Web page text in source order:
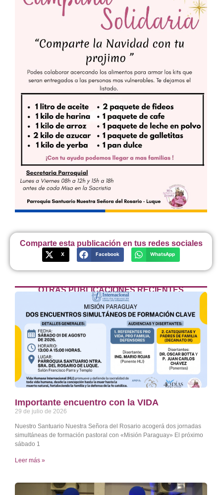
OTRAS PUBLICACIONES RECIENTES
Importante encuentro con la VIDA
29 de julio de 2026
Nuestro Santuario Nuestra Señora del Rosario acogerá dos jornadas
simultáneas de formación pastoral con «Misión Paraguay» El próximo
sábado 1
Leer más »
Comparte esta publicación en tus redes sociales
X Facebook WhatsApp